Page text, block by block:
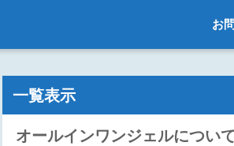
お
一覧表示
オールインワンジェルについ